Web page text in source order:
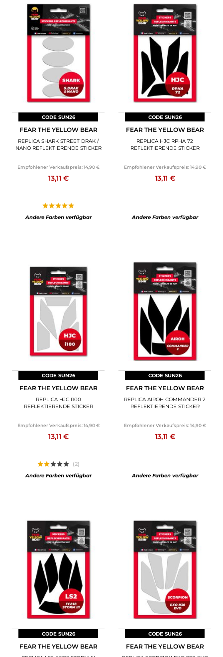
CODE SUN26
FEAR THE YELLOW BEAR
REPLICA SHARK STREET DRAK /
NANO REFLEKTIERENDE STICKER
Empfohlener Verkaufspreis: 14,90 €
13,11 €
Andere Farben verfügbar
CODE SUN26
FEAR THE YELLOW BEAR
REPLICA HJC RPHA 72
REFLEKTIERENDE STICKER
Empfohlener Verkaufspreis: 14,90 €
13,11 €
Andere Farben verfügbar
CODE SUN26
FEAR THE YELLOW BEAR
REPLICA HJC I100
REFLEKTIERENDE STICKER
Empfohlener Verkaufspreis: 14,90 €
13,11 €
(2)
Andere Farben verfügbar
CODE SUN26
FEAR THE YELLOW BEAR
REPLICA AIROH COMMANDER 2
REFLEKTIERENDE STICKER
Empfohlener Verkaufspreis: 14,90 €
13,11 €
Andere Farben verfügbar
CODE SUN26
FEAR THE YELLOW BEAR
CODE SUN26
FEAR THE YELLOW BEAR